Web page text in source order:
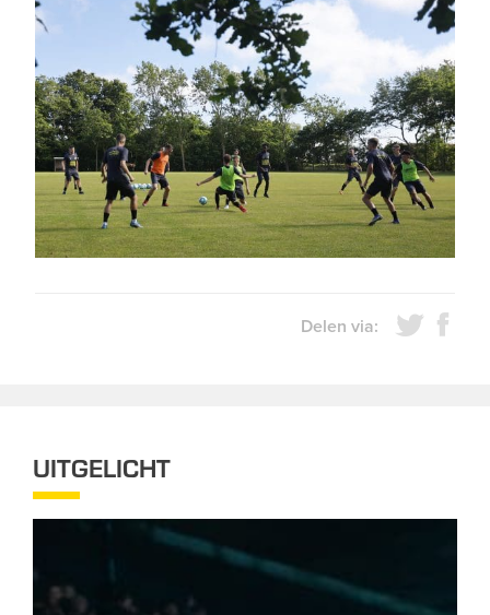
Delen via:
UITGELICHT